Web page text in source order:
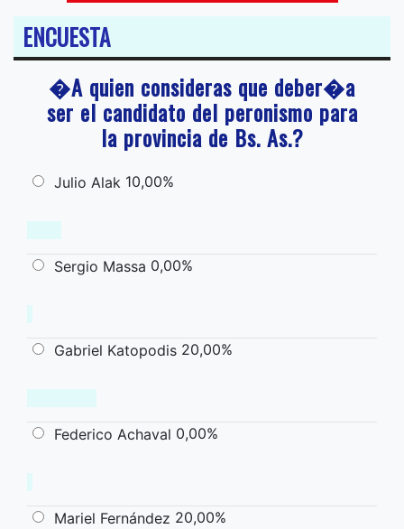
ENCUESTA
�A quien consideras que deber�a
ser el candidato del peronismo para
la provincia de Bs. As.?
Julio Alak 10,00%
Sergio Massa 0,00%
Gabriel Katopodis 20,00%
Federico Achaval 0,00%
Mariel Fernández 20,00%